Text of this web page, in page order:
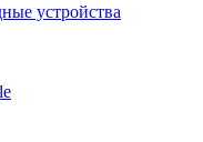
устройства